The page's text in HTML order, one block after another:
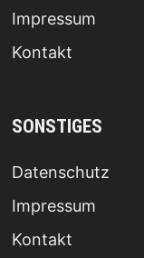
Impressum
Kontakt
SONSTIGES
Datenschutz
Impressum
Kontakt